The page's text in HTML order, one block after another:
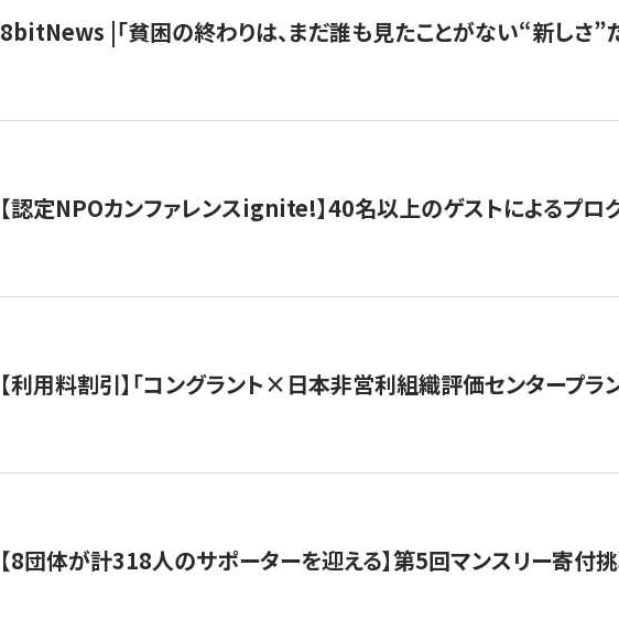
8bitNews |「貧困の終わりは、まだ誰も見たことがない“新しさ”
【認定NPOカンファレンスignite!】40名以上のゲストによるプロ
【利用料割引】「コングラント×日本非営利組織評価センタープラ
【8団体が計318人のサポーターを迎える】​​第5回マンスリー寄付